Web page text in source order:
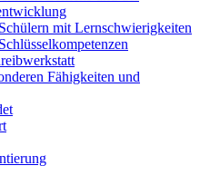
mit Lernschwierigkeiten
Fähigkeiten und